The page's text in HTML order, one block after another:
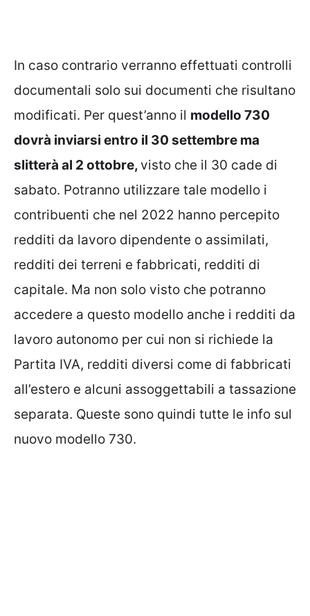
In caso contrario verranno effettuati controlli
documentali solo sui documenti che risultano
modificati. Per quest’anno il modello 730
dovrà inviarsi entro il 30 settembre ma
slitterà al 2 ottobre,visto che il 30 cade di
sabato. Potranno utilizzare tale modello i
contribuenti che nel 2022 hanno percepito
redditi da lavoro dipendente o assimilati,
redditi dei terreni e fabbricati, redditi di
capitale. Ma non solo visto che potranno
accedere a questo modello anche i redditi da
lavoro autonomo per cui non si richiede la
Partita IVA, redditi diversi come di fabbricati
all’estero e alcuni assoggettabili a tassazione
separata. Queste sono quindi tutte le info sul
nuovo modello 730.